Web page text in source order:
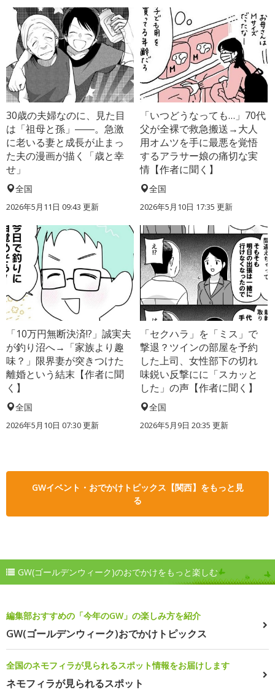
30歳の夫婦なのに、見た目
は「祖母と孫」――。急激
に老いる妻と成長が止まっ
た夫の漫画が描く「歳と幸
せ」
全国
2026年5月11日 09:43 更新
「いつどうなっても…」70代
父が全裸で救急搬送→大人
用オムツを手に最悪を覚悟
するアラサー娘の痛切な実
情【作者に聞く】
全国
2026年5月10日 17:35 更新
「10万円無断決済!?」誠実夫
が釣り沼へ→「家族より趣
味？」限界妻が突きつけた
離婚という結末【作者に聞
く】
全国
2026年5月10日 07:30 更新
「セクハラ」を「ミス」で
撃退？ツインの部屋を予約
した上司、女性部下の切れ
味鋭い反撃にに「スカッと
した」の声【作者に聞く】
全国
2026年5月9日 20:35 更新
GWイベント・おでかけトピックス【関西】をもっと見
る
GW(ゴールデンウィーク)のおでかけをもっと楽しむ
編集部おすすめの「今年のGW」の楽しみ方を紹介
GW(ゴールデンウィーク)おでかけトピックス
全国のネモフィラが見られるスポット情報をお届けします
ネモフィラが見られるスポット